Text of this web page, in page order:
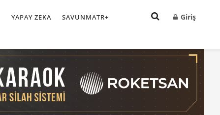
YAPAY ZEKA SAVUNMATR+ Giriş